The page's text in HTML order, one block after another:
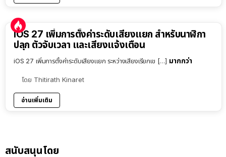
iOS 27 เพิ่มการตั้งค่าระดับเสียงแยก สำหรับนาฬิกา
ปลุก ตัวจับเวลา และเสียงแจ้งเตือน
iOS 27 เพิ่มการตั้งค่าระดับเสียงแยก ระหว่างเสียงเรียกเข […] มากกว่า
โดย Thitirath Kinaret
อ่านเพิ่มเติม
สนับสนุนโดย